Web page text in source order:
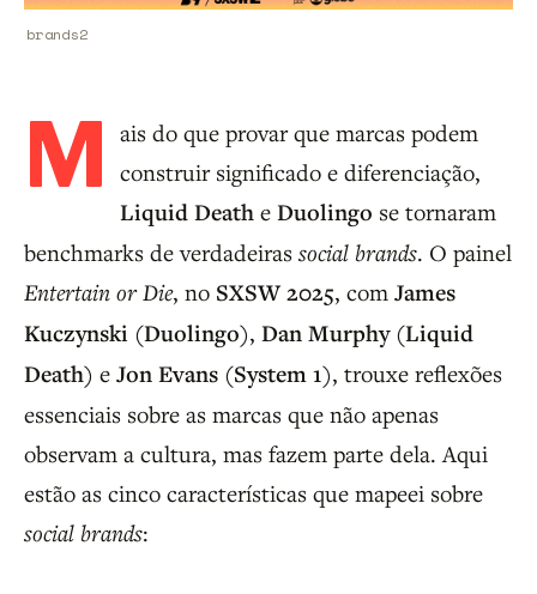
brands2
M ais do que provar que marcas podem
construir significado e diferenciação,
Liquid Death e Duolingo se tornaram
benchmarks de verdadeiras social brands. O painel
Entertain or Die, no SXSW 2025, com James
Kuczynski (Duolingo), Dan Murphy (Liquid
Death) e Jon Evans (System 1), trouxe reflexões
essenciais sobre as marcas que não apenas
observam a cultura, mas fazem parte dela. Aqui
estão as cinco características que mapeei sobre
social brands: